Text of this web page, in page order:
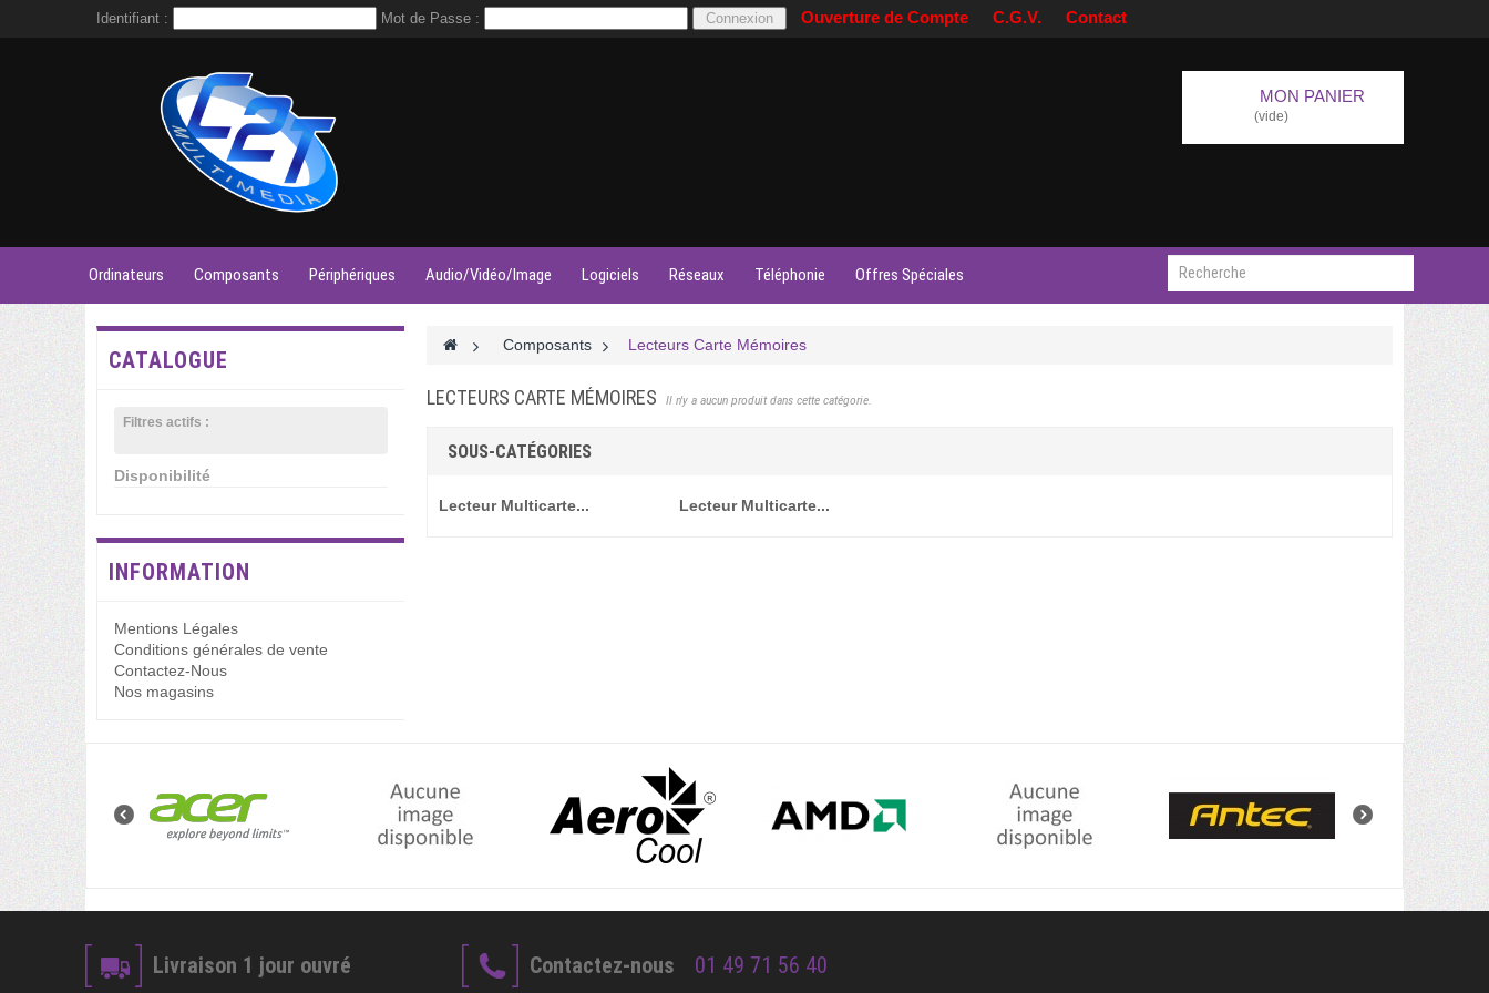
Identifiant : Mot de Passe : Ouverture de Compte C.G.V. Contact
MON PANIER
(vide)
Ordinateurs Composants Périphériques Audio/Vidéo/Image Logiciels Réseaux Téléphonie Offres Spéciales
CATALOGUE
Filtres actifs :
Disponibilité
INFORMATION
Mentions Légales
Conditions générales de vente
Contactez-Nous
Nos magasins
> Composants > Lecteurs Carte Mémoires
LECTEURS CARTE MÉMOIRES Il n'y a aucun produit dans cette catégorie.
SOUS-CATÉGORIES
Lecteur Multicarte... Lecteur Multicarte...
Livraison 1 jour ouvré Contactez-nous 01 49 71 56 40